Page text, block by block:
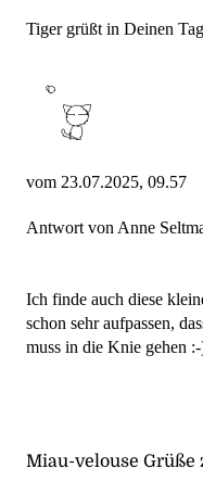
Tiger grüßt in Deinen
vom 23.07.2025, 09.57
Antwort von Anne
Ich finde auch diese
schon sehr aufpassen,
muss in die Knie gehen
Miau-velouse Grüße